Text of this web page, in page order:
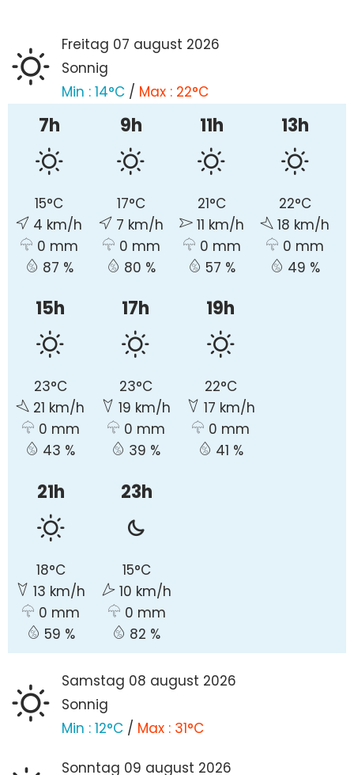
freitag 07 august 2026
Sonnig
Min : 14°C / Max : 22°C
7h
15°C
4 km/h
0 mm
87 %
9h
17°C
7 km/h
0 mm
80 %
11h
21°C
11 km/h
0 mm
57 %
13h
22°C
18 km/h
0 mm
49 %
15h
23°C
21 km/h
0 mm
43 %
17h
23°C
19 km/h
0 mm
39 %
19h
22°C
17 km/h
0 mm
41 %
21h
18°C
13 km/h
0 mm
59 %
23h
15°C
10 km/h
0 mm
82 %
samstag 08 august 2026
Sonnig
Min : 12°C / Max : 31°C
sonntag 09 august 2026